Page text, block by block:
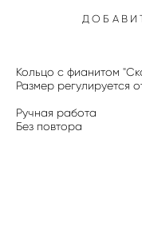
Кольцо с фианитом
Размер регулируется
Ручная работа
Без повтора